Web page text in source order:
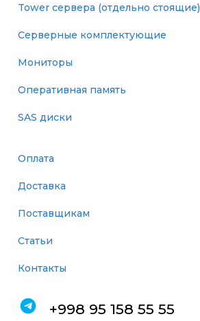
Tower сервера (отдельно стоящие)
Серверные комплектующие
Мониторы
Оперативная память
SAS диски
Оплата
Доставка
Поставщикам
Статьи
Контакты
+998 95 158 55 55